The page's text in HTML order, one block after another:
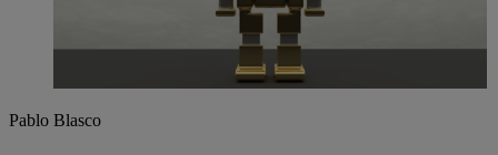
Pablo Blasco